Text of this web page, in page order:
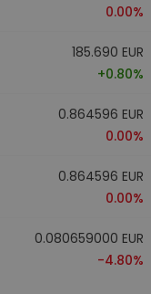
0.00%
185.690 EUR
+0.80%
0.864596 EUR
0.00%
0.864596 EUR
0.00%
0.080659000 EUR
-4.80%